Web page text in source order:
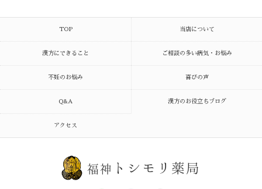
TOP 当店について
漢方にできること ご相談の多い病気・お悩み
不妊のお悩み 喜びの声
Q&A 漢方のお役立ちブログ
アクセス
福神 トシモリ薬局